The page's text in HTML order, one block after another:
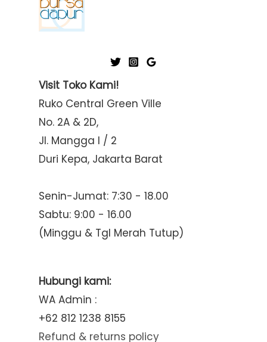
Visit Toko Kami!
Ruko Central Green Ville
No. 2A & 2D,
Jl. Mangga I / 2
Duri Kepa, Jakarta Barat
Senin-Jumat: 7:30 - 18.00
Sabtu: 9:00 - 16.00
(Minggu & Tgl Merah Tutup)
Hubungi kami:
WA Admin :
+62 812 1238 8155
Refund & returns policy